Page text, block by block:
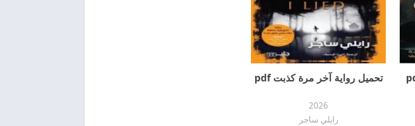
تحميل رواية آخر مرة كذبت pdf
2026
رايلي ساجر